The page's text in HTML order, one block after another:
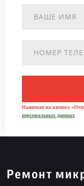
Нажимая на кнопку
персональных данных
Ремонт